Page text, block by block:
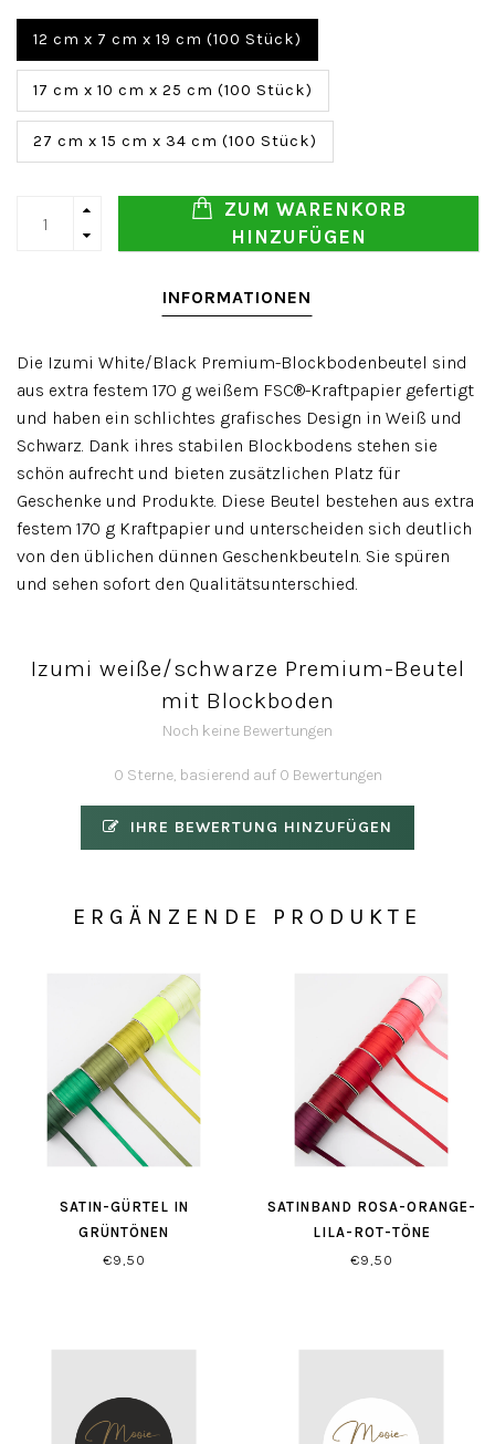
12 cm x 7 cm x 19 cm (100 Stück)
17 cm x 10 cm x 25 cm (100 Stück)
27 cm x 15 cm x 34 cm (100 Stück)
ZUM WARENKORB
HINZUFÜGEN
INFORMATIONEN
Die Izumi White/Black Premium-Blockbodenbeutel sind
aus extra festem 170 g weißem FSC®-Kraftpapier gefertigt
und haben ein schlichtes grafisches Design in Weiß und
Schwarz. Dank ihres stabilen Blockbodens stehen sie
schön aufrecht und bieten zusätzlichen Platz für
Geschenke und Produkte. Diese Beutel bestehen aus extra
festem 170 g Kraftpapier und unterscheiden sich deutlich
von den üblichen dünnen Geschenkbeuteln. Sie spüren
und sehen sofort den Qualitätsunterschied.
Izumi weiße/schwarze Premium-Beutel
mit Blockboden
Noch keine Bewertungen
0 Sterne, basierend auf 0 Bewertungen
IHRE BEWERTUNG HINZUFÜGEN
ERGÄNZENDE PRODUKTE
SATIN-GÜRTEL IN
GRÜNTÖNEN
€9,50
SATINBAND ROSA-ORANGE-
LILA-ROT-TÖNE
€9,50